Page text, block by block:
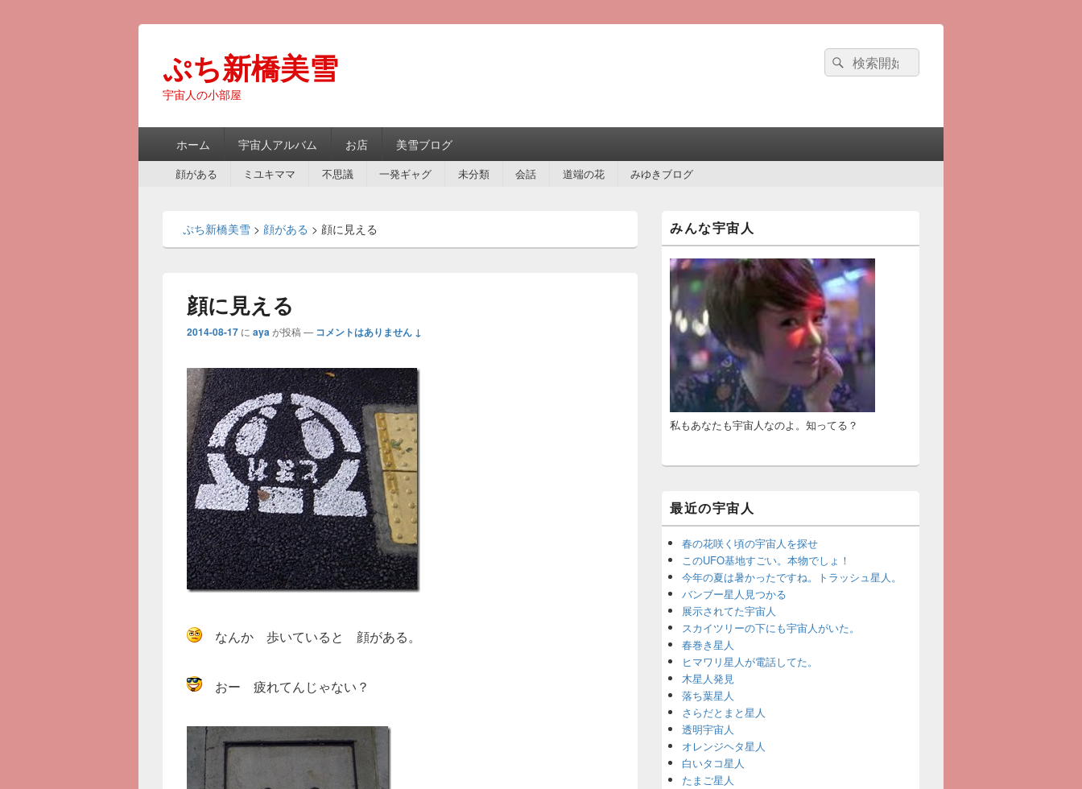
ぷち新橋美雪
宇宙人の小部屋
検
索
検
索
ホーム 宇宙人アルバム お店 美雪ブログ
顔がある ミユキママ 不思議 一発ギャグ 未分類 会話 道端の花 みゆきブログ
ぷち新橋美雪 > 顔がある > 顔に見える
顔に見える
2014-08-17 に ayaが投稿 — コメントはありません ↓
なんか 歩いていると 顔がある。
おー 疲れてんじゃない？
イ
ン
サ
イ
ド
ー
ィ
ジ
ッ
ト
エ
みんな宇宙人
私もあなたも宇宙人なのよ。知ってる？
最近の宇宙人
春の花咲く頃の宇宙人を探せ
このUFO基地すごい。本物でしょ！
今年の夏は暑かったですね。トラッシュ星人。
バンブー星人見つかる
展示されてた宇宙人
スカイツリーの下にも宇宙人がいた。
春巻き星人
ヒマワリ星人が電話してた。
木星人発見
落ち葉星人
さらだとまと星人
透明宇宙人
オレンジヘタ星人
白いタコ星人
たまご星人